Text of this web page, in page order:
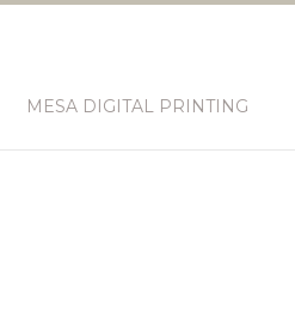
MESA DIGITAL PRINTING